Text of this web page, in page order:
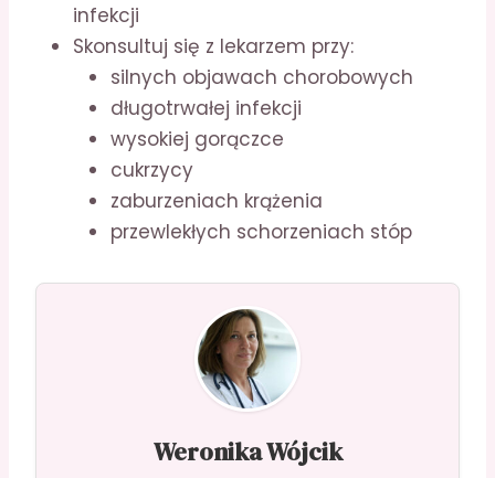
infekcji
Skonsultuj się z lekarzem przy:
silnych objawach chorobowych
długotrwałej infekcji
wysokiej gorączce
cukrzycy
zaburzeniach krążenia
przewlekłych schorzeniach stóp
Weronika Wójcik